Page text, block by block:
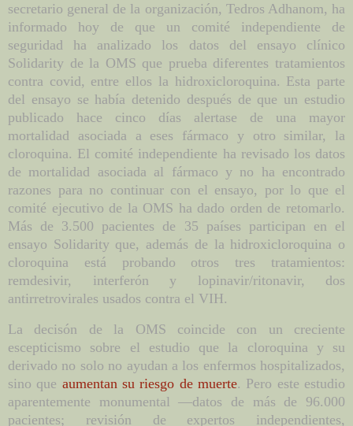
secretario general de la organización, Tedros Adhanom, ha
informado hoy de que un comité independiente de
seguridad ha analizado los datos del ensayo clínico
Solidarity de la OMS que prueba diferentes tratamientos
contra covid, entre ellos la hidroxicloroquina. Esta parte
del ensayo se había detenido después de que un estudio
publicado hace cinco días alertase de una mayor
mortalidad asociada a eses fármaco y otro similar, la
cloroquina. El comité independiente ha revisado los datos
de mortalidad asociada al fármaco y no ha encontrado
razones para no continuar con el ensayo, por lo que el
comité ejecutivo de la OMS ha dado orden de retomarlo.
Más de 3.500 pacientes de 35 países participan en el
ensayo Solidarity que, además de la hidroxicloroquina o
cloroquina está probando otros tres tratamientos:
remdesivir, interferón y lopinavir/ritonavir, dos
antirretrovirales usados contra el VIH.
La decisón de la OMS coincide con un creciente
escepticismo sobre el estudio que la cloroquina y su
derivado no solo no ayudan a los enfermos hospitalizados,
sino que aumentan su riesgo de muerte. Pero este estudio
aparentemente monumental —datos de más de 96.000
pacientes; revisión de expertos independientes,